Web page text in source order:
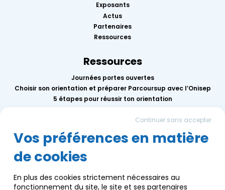
Exposants
Actus
Partenaires
Ressources
Ressources
Journées portes ouvertes
Choisir son orientation et préparer Parcoursup avec l’Onisep
5 étapes pour réussir ton orientation
Mercredis de l’orientation
Calendrier des événements AEF info
Groupe AEF
Nous contacter
Continuer sans accepter
Vos préférences en matière
de cookies
En plus des cookies strictement nécessaires au
fonctionnement du site, le site et ses partenaires